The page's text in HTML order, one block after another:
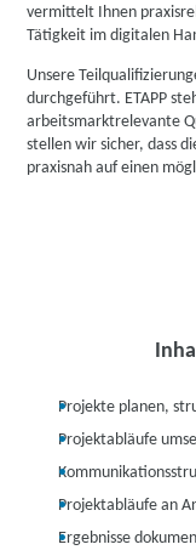
vermittelt Ihnen
Tätigkeit im digitalen
Unsere
durchgeführt. ETAPP
arbeitsmarktrelevante
stellen wir sicher, dass
praxisnah auf einen
Projekte planen,
Projektabläufe
Projektabläufe an
Ergebnisse